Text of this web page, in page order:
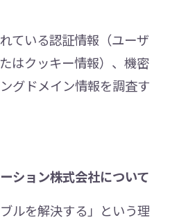
ている認証情報（ユーザ
はクッキー情報）、機密
グドメイン情報を調査す
ション株式会社について
ルを解決する」という理